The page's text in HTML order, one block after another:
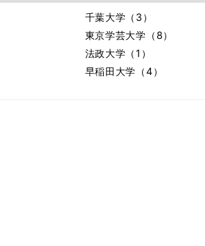
千葉大学（3）
東京学芸大学（8）
法政大学（1）
早稲田大学（4）